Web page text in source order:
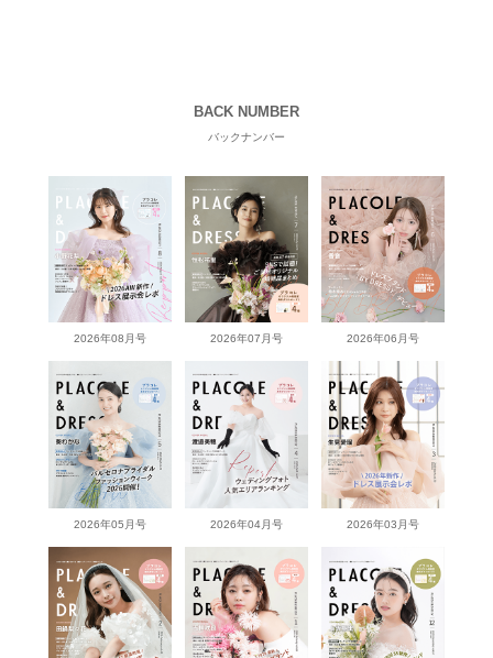
BACK NUMBER
バックナンバー
2026年08月号 2026年07月号 2026年06月号
2026年05月号 2026年04月号 2026年03月号